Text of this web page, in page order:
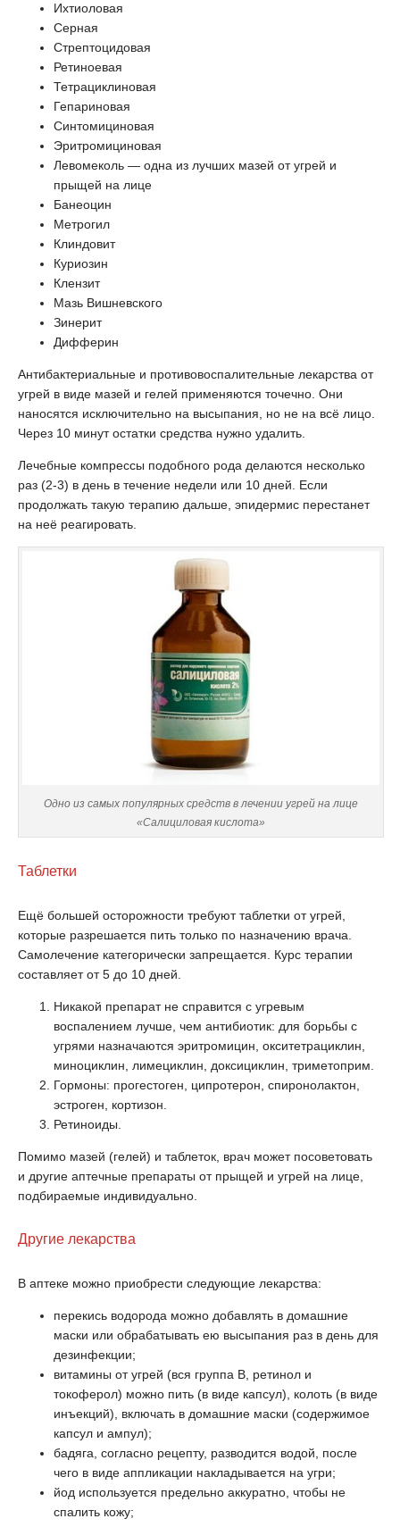
Ихтиоловая
Серная
Стрептоцидовая
Ретиноевая
Тетрациклиновая
Гепариновая
Синтомициновая
Эритромициновая
Левомеколь — одна из лучших мазей от угрей и
прыщей на лице
Банеоцин
Метрогил
Клиндовит
Куриозин
Клензит
Мазь Вишневского
Зинерит
Дифферин
Антибактериальные и противовоспалительные лекарства от
угрей в виде мазей и гелей применяются точечно. Они
наносятся исключительно на высыпания, но не на всё лицо.
Через 10 минут остатки средства нужно удалить.
Лечебные компрессы подобного рода делаются несколько
раз (2-3) в день в течение недели или 10 дней. Если
продолжать такую терапию дальше, эпидермис перестанет
на неё реагировать.
Одно из самых популярных средств в лечении угрей на лице
«Салициловая кислота»
Таблетки
Ещё большей осторожности требуют таблетки от угрей,
которые разрешается пить только по назначению врача.
Самолечение категорически запрещается. Курс терапии
составляет от 5 до 10 дней.
Никакой препарат не справится с угревым
воспалением лучше, чем антибиотик: для борьбы с
угрями назначаются эритромицин, окситетрациклин,
миноциклин, лимециклин, доксициклин, триметоприм.
Гормоны: прогестоген, ципротерон, спиронолактон,
эстроген, кортизон.
Ретиноиды.
Помимо мазей (гелей) и таблеток, врач может посоветовать
и другие аптечные препараты от прыщей и угрей на лице,
подбираемые индивидуально.
Другие лекарства
В аптеке можно приобрести следующие лекарства:
перекись водорода можно добавлять в домашние
маски или обрабатывать ею высыпания раз в день для
дезинфекции;
витамины от угрей (вся группа В, ретинол и
токоферол) можно пить (в виде капсул), колоть (в виде
инъекций), включать в домашние маски (содержимое
капсул и ампул);
бадяга, согласно рецепту, разводится водой, после
чего в виде аппликации накладывается на угри;
йод используется предельно аккуратно, чтобы не
спалить кожу;